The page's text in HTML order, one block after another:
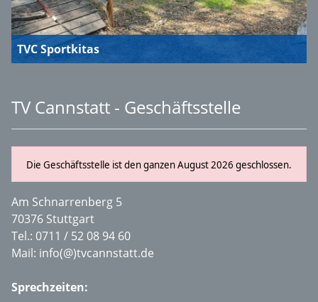
TVC Sportkitas
TV Cannstatt - Geschäftsstelle
Die Geschäftsstelle ist den ganzen August 2026 geschlossen.
Am Schnarrenberg 5
70376 Stuttgart
Tel.: 0711 / 52 08 94 60
Mail: info(@)tvcannstatt.de
Sprechzeiten: